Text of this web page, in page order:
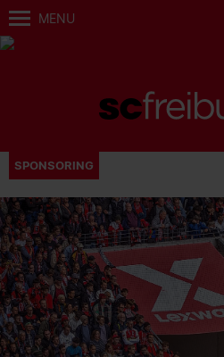
MENU
SPONSORING